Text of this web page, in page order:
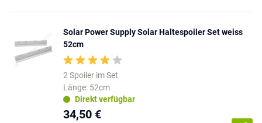
Solar Power Supply Solar Haltespoiler Set weiss
52cm
2 Spoiler im Set
Länge: 52cm
Direkt verfügbar
34,50 €